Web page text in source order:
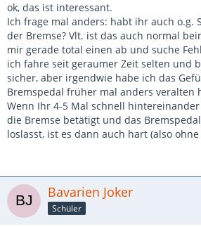
ok, das ist interessant.
Ich frage mal anders: habt ihr auch o.g.
der Bremse? Vlt. ist das auch normal
mir gerade total einen ab und suche
ich fahre seit geraumer Zeit selten und
sicher, aber irgendwie habe ich das
Bremspedal früher mal anders veralten
Wenn Ihr 4-5 Mal schnell
die Bremse betätigt und das
loslasst, ist es dann auch hart (also
Bavarien Joker
Schüler